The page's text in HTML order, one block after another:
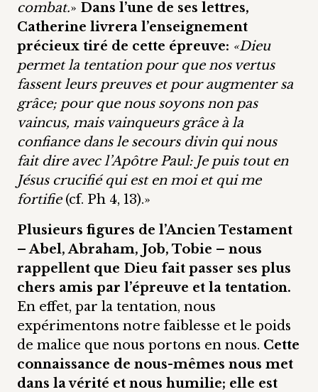
combat.» Dans l’une de ses lettres,
Catherine livrera l’enseignement
précieux tiré de cette épreuve: «Dieu
permet la tentation pour que nos vertus
fassent leurs preuves et pour augmenter sa
grâce; pour que nous soyons non pas
vaincus, mais vainqueurs grâce à la
confiance dans le secours divin qui nous
fait dire avec l’Apôtre Paul: Je puis tout en
Jésus crucifié qui est en moi et qui me
fortifie(cf. Ph 4, 13).»
Plusieurs figures de l’Ancien Testament
– Abel, Abraham, Job, Tobie – nous
rappellent que Dieu fait passer ses plus
chers amis par l’épreuve et la tentation.
En effet, par la tentation, nous
expérimentons notre faiblesse et le poids
de malice que nous portons en nous. Cette
connaissance de nous-mêmes nous met
dans la vérité et nous humilie; elle est